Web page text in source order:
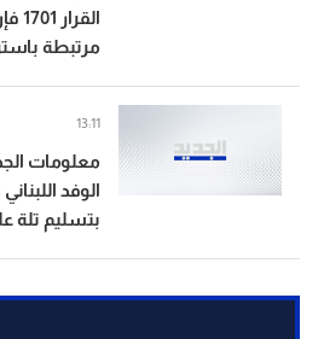
مرتبطة
معلومات
الوفد
بتسليم تلة
13:11